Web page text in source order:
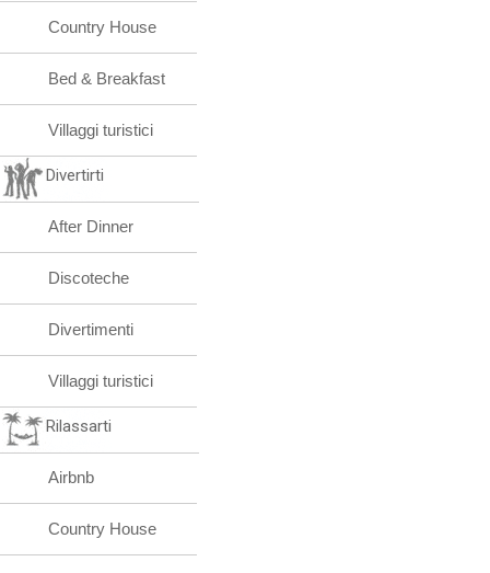
Country House
Bed & Breakfast
Villaggi turistici
Divertirti
After Dinner
Discoteche
Divertimenti
Villaggi turistici
Rilassarti
Airbnb
Country House